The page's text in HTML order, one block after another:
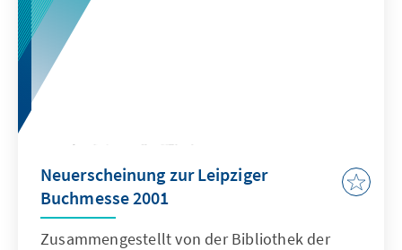
Neuerscheinung zur Leipziger
Buchmesse 2001
Zusammengestellt von der Bibliothek der